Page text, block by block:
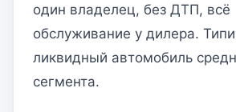
один владелец, без ДТП, всё
обслуживание у дилера.
ликвидный автомобиль
сегмента.